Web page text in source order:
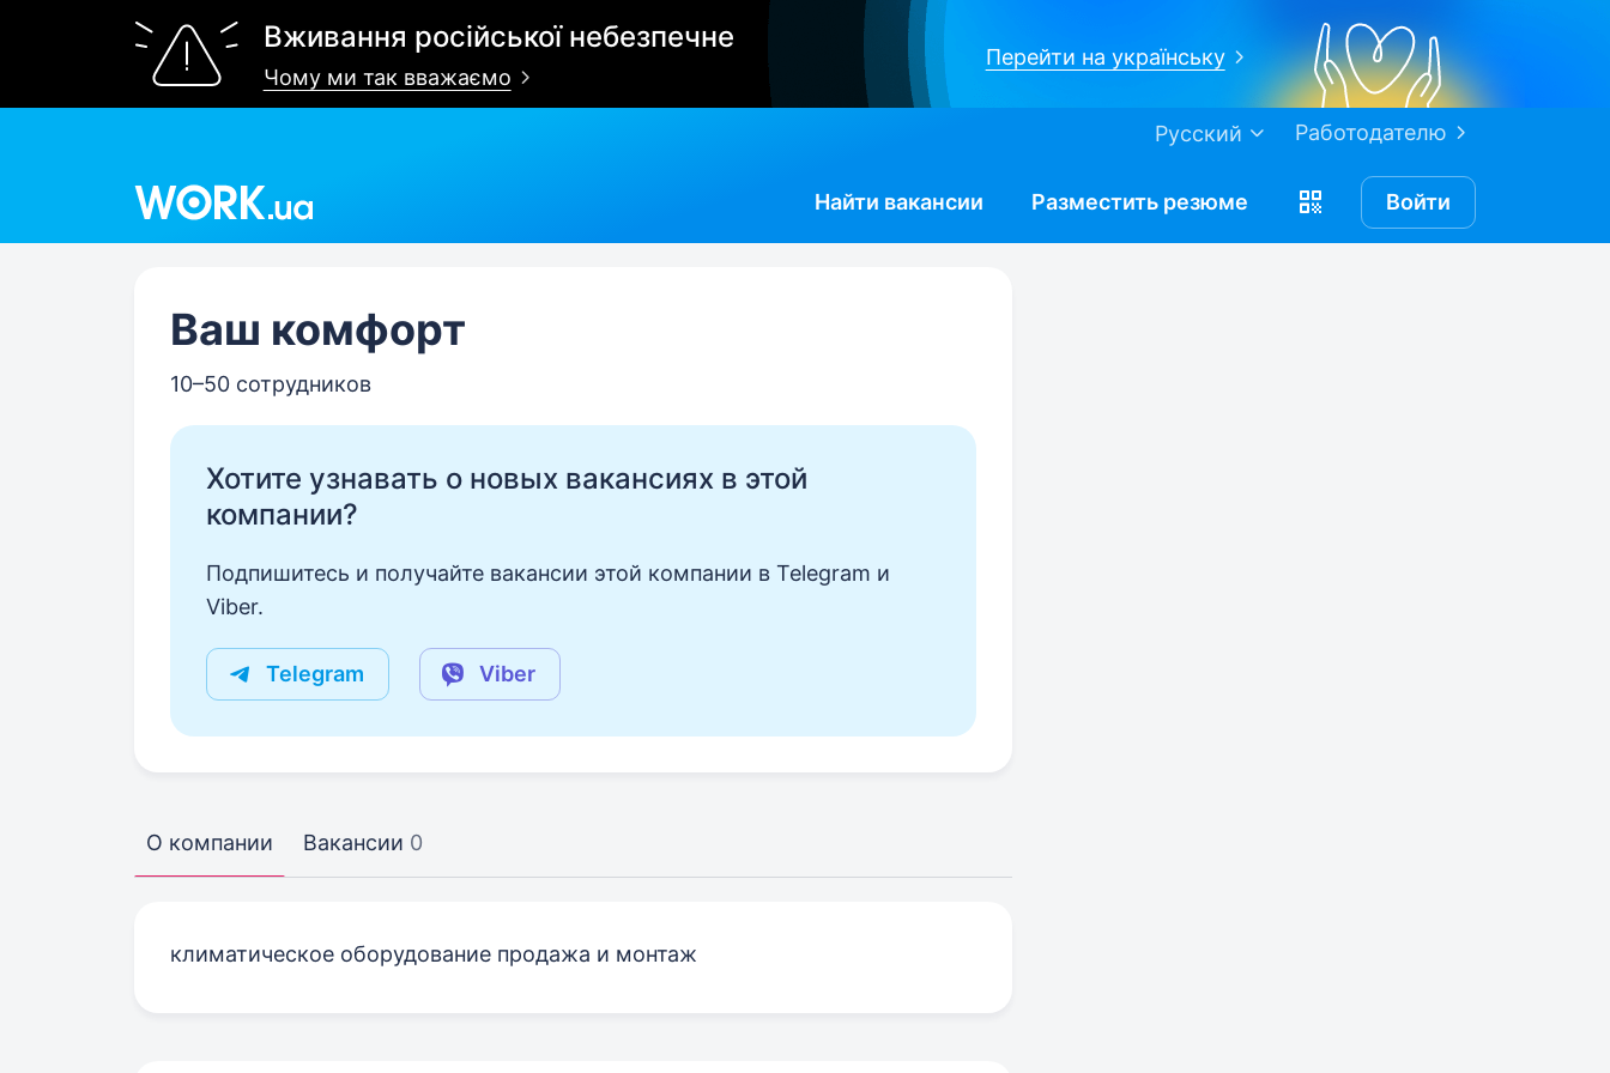
Вживання російської небезпечне
Чому ми так вважаємо
Перейти на українську
Работодателю
Русский
Найти вакансии Разместить резюме Войти
Ваш комфорт
10–50 сотрудников
Хотите узнавать о новых вакансиях в этой
компании?
Подпишитесь и получайте вакансии этой компании в Telegram и
Viber.
Telegram Viber
О компании Вакансии 0
климатическое оборудование продажа и монтаж